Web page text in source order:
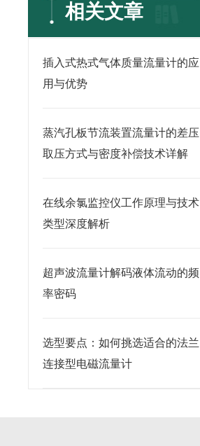
相关文章
插入式热式气体质量流量计的应
用与优势
蒸汽孔板节流装置流量计的差压
取压方式与密度补偿技术详解
在线余氯监控仪工作原理与技术
类型深度解析
超声波流量计解码液体流动的频
率密码
选型要点：如何挑选适合的法兰
连接型电磁流量计